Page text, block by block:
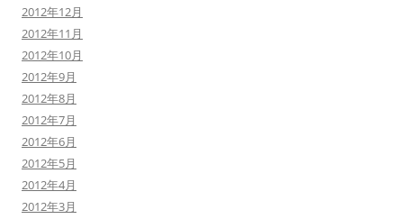
2012年12月
2012年11月
2012年10月
2012年9月
2012年8月
2012年7月
2012年6月
2012年5月
2012年4月
2012年3月